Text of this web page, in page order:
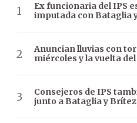
Ex funcionaria del IPS
imputada con Bataglia
Anuncian lluvias con
miércoles y la vuelta
Consejeros de IPS
junto a Bataglia y